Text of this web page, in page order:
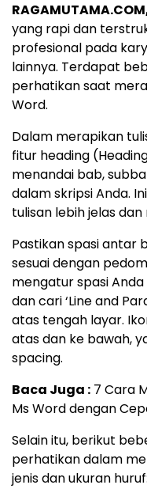
yang rapi dan
profesional pada
lainnya. Terdapat
perhatikan saat
Word.
Dalam merapikan
fitur heading
menandai bab,
dalam skripsi Anda.
tulisan lebih jelas
Pastikan spasi antar
sesuai dengan
mengatur spasi Anda
dan cari ‘Line and
atas tengah layar.
atas dan ke bawah,
spacing.
Baca Juga : 7 Cara
Ms Word dengan
Selain itu, berikut
perhatikan dalam
jenis dan ukuran huruf: